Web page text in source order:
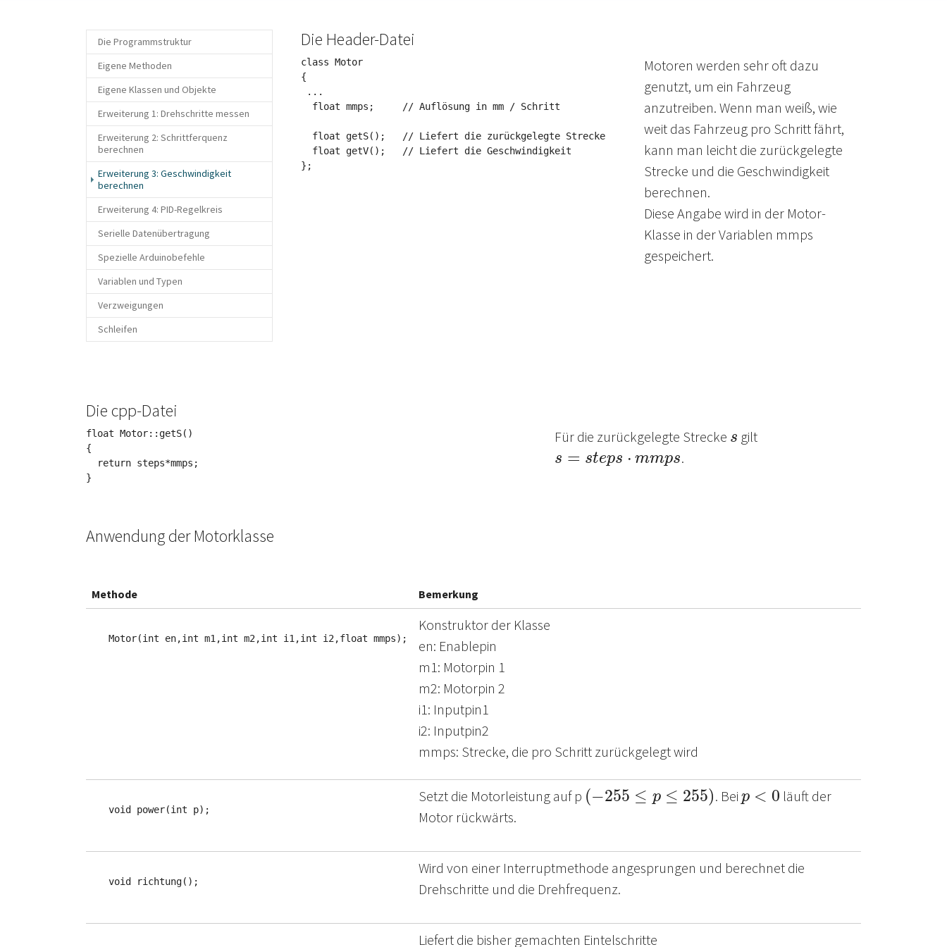
Die Header-Datei
class Motor
{
...
  float mmps;     // Auflösung in mm / Schritt
  float getS();   // Liefert die zurückgelegte Strecke
  float getV();   // Liefert die Geschwindigkeit
Motoren werden sehr oft dazu
genutzt, um ein Fahrzeug
anzutreiben. Wenn man weiß, wie
weit das Fahrzeug pro Schritt fährt,
kann man leicht die zurückgelegte
Strecke und die Geschwindigkeit
berechnen.
Diese Angabe wird in der Motor-
Klasse in der Variablen mmps
gespeichert.
Die Programmstruktur
Eigene Methoden
Eigene Klassen und Objekte
Erweiterung 1: Drehschritte messen
Erweiterung 2: Schrittferquenz
berechnen
Erweiterung 3: Geschwindigkeit
berechnen
Erweiterung 4: PID-Regelkreis
Serielle Datenübertragung
Spezielle Arduinobefehle
Variablen und Typen
Verzweigungen
Schleifen
Die cpp-Datei
float Motor::getS()
{
  return steps*mmps;
Für die zurückgelegte Strecke gilt
s =s teps⋅mmps
.
Anwendung der Motorklasse
Methode Bemerkung
   Motor(int en,int m1,int m2,int i1,int i2,float mmps);
Konstruktor der Klasse
en: Enablepin
m1: Motorpin 1
m2: Motorpin 2
i1: Inputpin1
i2: Inputpin2
mmps: Strecke, die pro Schritt zurückgelegt wird
   void power(int p);
Setzt die Motorleistung auf p
(−255≤p≤255)
. Bei
p<0
läuft der
Motor rückwärts.
   void richtung();
Wird von einer Interruptmethode angesprungen und berechnet die
Drehschritte und die Drehfrequenz.
Liefert die bisher gemachten Eintelschritte